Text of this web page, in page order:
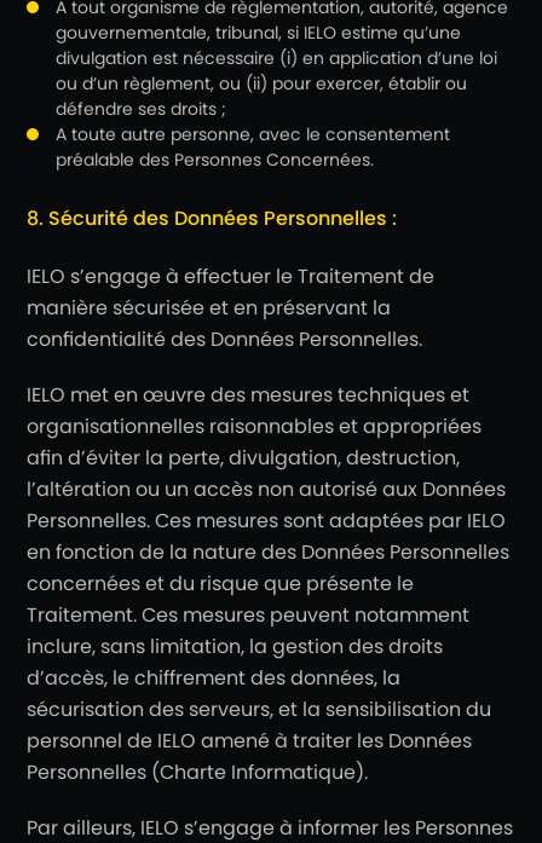
A tout organisme de règlementation, autorité, agence
gouvernementale, tribunal, si IELO estime qu’une
divulgation est nécessaire (i) en application d’une loi
ou d’un règlement, ou (ii) pour exercer, établir ou
défendre ses droits ;
A toute autre personne, avec le consentement
préalable des Personnes Concernées.
8. Sécurité des Données Personnelles :
IELO s’engage à effectuer le Traitement de
manière sécurisée et en préservant la
confidentialité des Données Personnelles.
IELO met en œuvre des mesures techniques et
organisationnelles raisonnables et appropriées
afin d’éviter la perte, divulgation, destruction,
l’altération ou un accès non autorisé aux Données
Personnelles. Ces mesures sont adaptées par IELO
en fonction de la nature des Données Personnelles
concernées et du risque que présente le
Traitement. Ces mesures peuvent notamment
inclure, sans limitation, la gestion des droits
d’accès, le chiffrement des données, la
sécurisation des serveurs, et la sensibilisation du
personnel de IELO amené à traiter les Données
Personnelles (Charte Informatique).
Par ailleurs, IELO s’engage à informer les Personnes